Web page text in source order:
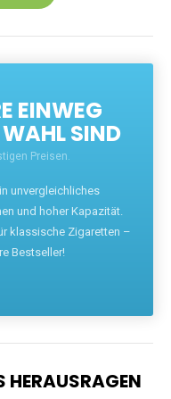
EINWEG
WAHL SIND
Preisen.
unvergleichliches
und hoher Kapazität.
klassische Zigaretten –
Bestseller!
HERAUSRAGEN